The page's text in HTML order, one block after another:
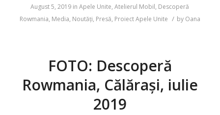
August 5, 2019 inApele Unite,Atelierul Mobil, Descoperă
Rowmania, Media, Noutăți, Presă, Proiect Apele Unite / by Oana
FOTO: Descoperă
Rowmania, Călărași, iulie
2019